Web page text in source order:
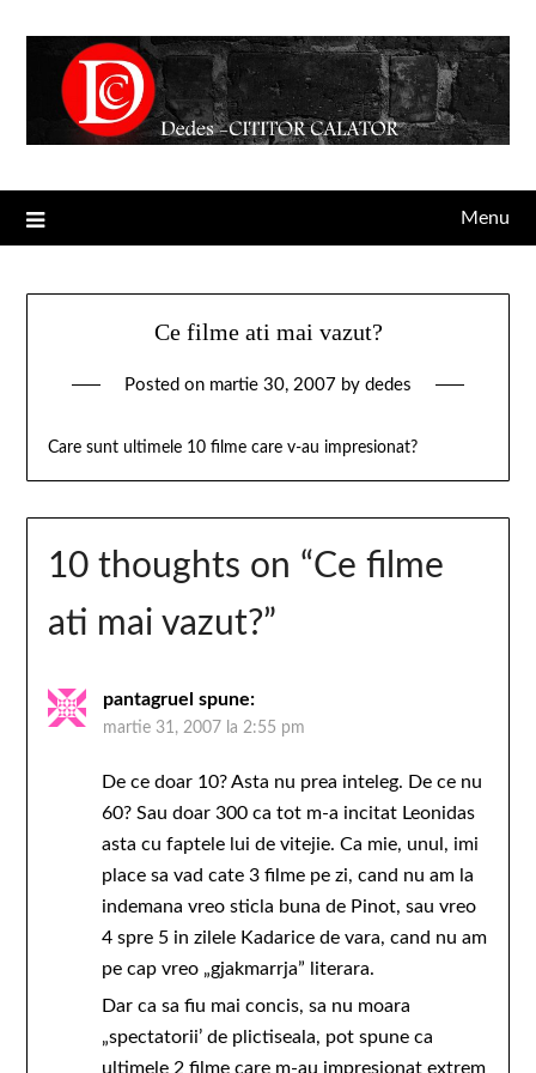
Menu
Ce filme ati mai vazut?
Posted on martie 30, 2007 by dedes
Care sunt ultimele 10 filme care v-au impresionat?
10 thoughts on “Ce filme
ati mai vazut?”
pantagruel spune:
martie 31, 2007 la 2:55 pm
De ce doar 10? Asta nu prea inteleg. De ce nu
60? Sau doar 300 ca tot m-a incitat Leonidas
asta cu faptele lui de vitejie. Ca mie, unul, imi
place sa vad cate 3 filme pe zi, cand nu am la
indemana vreo sticla buna de Pinot, sau vreo
4 spre 5 in zilele Kadarice de vara, cand nu am
pe cap vreo „gjakmarrja” literara.
Dar ca sa fiu mai concis, sa nu moara
„spectatorii’ de plictiseala, pot spune ca
ultimele 2 filme care m-au impresionat extrem